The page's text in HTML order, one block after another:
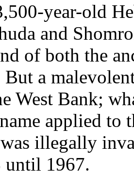
year-old
and
of both the
But a
West Bank;
name applied to
was illegally
until 1967.